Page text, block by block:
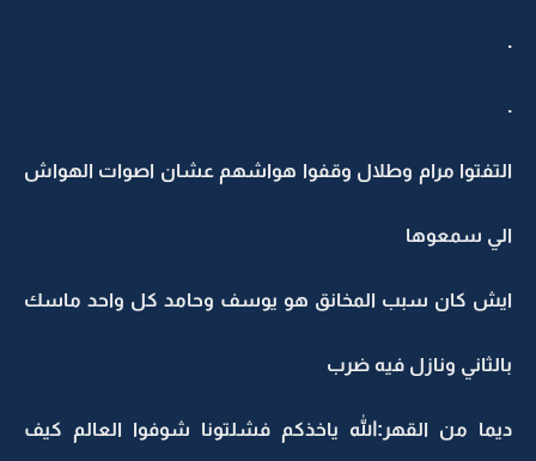
.
.
التفتوا مرام وطلال وقفوا هواشهم عشان اصوات الهواش
الي سمعوها
ايش كان سبب المخانق هو يوسف وحامد كل واحد ماسك
بالثاني ونازل فيه ضرب
ديما من القهر:الله ياخذكم فشلتونا شوفوا العالم كيف